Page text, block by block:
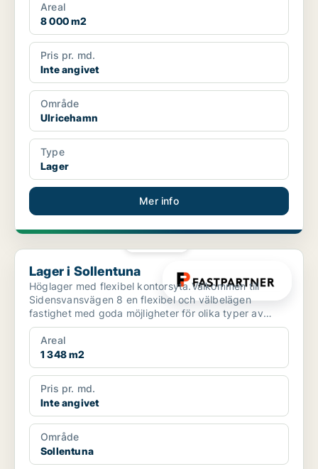
Areal
8 000 m2
Pris pr. md.
Inte angivet
Område
Ulricehamn
Type
Lager
Mer info
Lager i Sollentuna
Lager i Sollentuna
Höglager med flexibel kontorsyta.Välkommen till
Sidensvansvägen 8 en flexibel och välbelägen
fastighet med goda möjligheter för olika typer av
verksamheter. ...
Areal
1 348 m2
Pris pr. md.
Inte angivet
Område
Sollentuna